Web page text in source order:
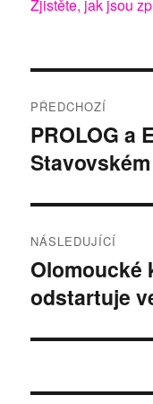
Zjistěte, jak jsou
pro
příspěvek
PŘEDCHOZÍ
Předchozí
příspěvek:
PROLOG a
NÁSLEDUJÍCÍ
Následující
příspěvek:
Olomoucké
odstartuje